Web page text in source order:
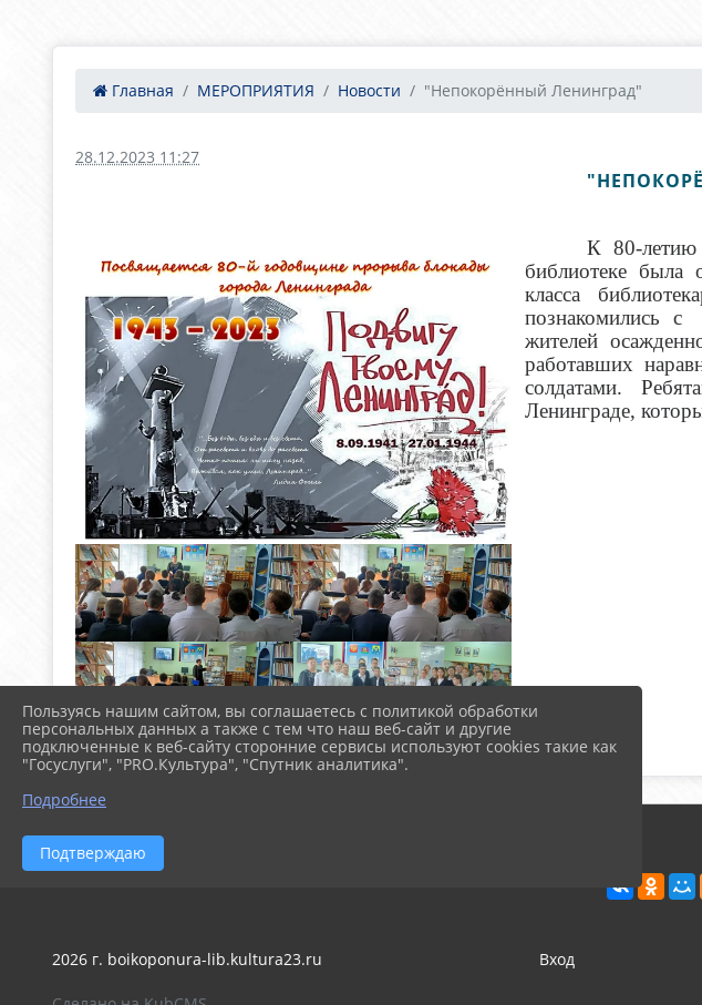
Главная МЕРОПРИЯТИЯ Новости "Непокорённый Ленинград"
28.12.2023 11:27
К 80-летию
библиотеке была
класса
познакомились
жителей
работавших
солдатами.
Ленинграде,
2026 г. boikoponura-lib.kultura23.ru Вход
Пользуясь нашим сайтом, вы соглашаетесь с политикой обработки
персональных данных а также с тем что наш веб-сайт и другие
подключенные к веб-сайту сторонние сервисы используют cookies такие как
"Госуслуги", "PRO.Культура", "Спутник аналитика".
Подробнее
Подтверждаю